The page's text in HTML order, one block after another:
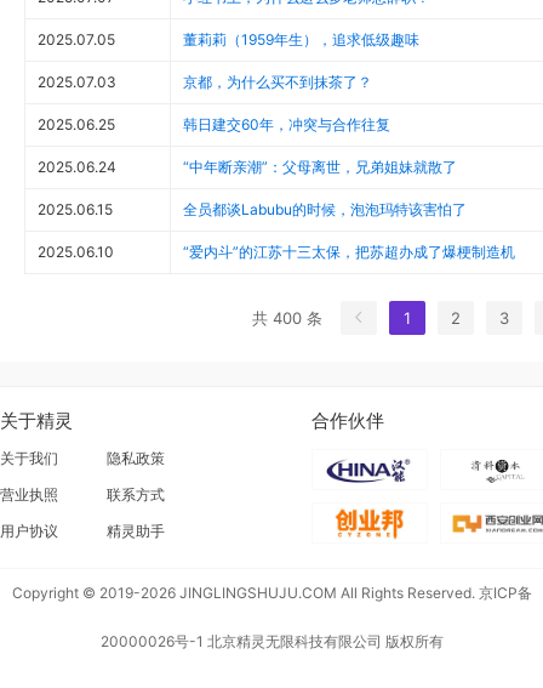
2025.07.05 董莉莉（1959年生），追求低级趣味
2025.07.03 京都，为什么买不到抹茶了？
2025.06.25 韩日建交60年，冲突与合作往复
2025.06.24 “中年断亲潮”：父母离世，兄弟姐妹就散了
2025.06.15 全员都谈Labubu的时候，泡泡玛特该害怕了
2025.06.10 “爱内斗”的江苏十三太保，把苏超办成了爆梗制造机
共 400 条 1 2 3
关于精灵
关于我们
营业执照
用户协议
隐私政策
联系方式
精灵助手
合作伙伴
Copyright © 2019-2026 JINGLINGSHUJU.COM All Rights Reserved.京ICP备
20000026号-1 北京精灵无限科技有限公司 版权所有